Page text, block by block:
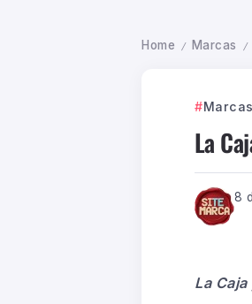
Home / Marcas /
Marcas
La
8
La